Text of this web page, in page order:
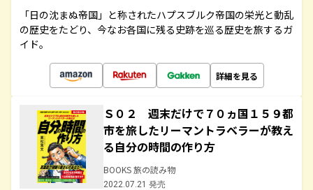
「日の沈まぬ帝国」と称されたハプスブルク帝国の栄光と動乱
の歴史をたどり、今なお各国に残る史跡を巡る歴史を旅するガ
イド。
詳細を見る
Ｓ０２ 週末だけで７０ヵ国１５９都
市を旅したリーマントラベラーが教え
る自分の時間の作り方
BOOKS 旅の読み物
2022.07.21 発売